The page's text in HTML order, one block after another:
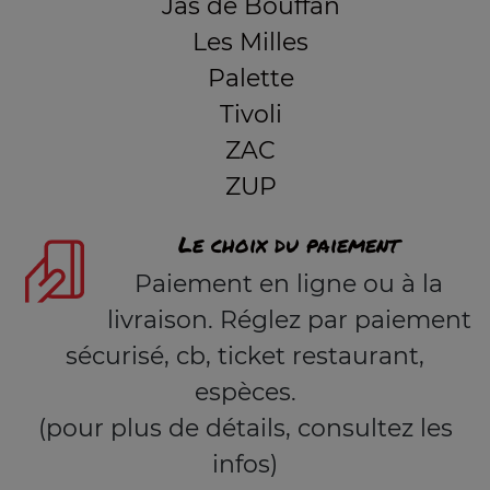
Jas de Bouffan
Les Milles
Palette
Tivoli
ZAC
ZUP
Le choix du paiement
Paiement en ligne ou à la
livraison. Réglez par paiement
sécurisé, cb, ticket restaurant,
espèces.
(pour plus de détails, consultez les
infos)